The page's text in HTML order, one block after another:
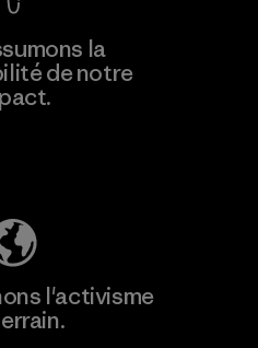
la
de notre
l'activisme